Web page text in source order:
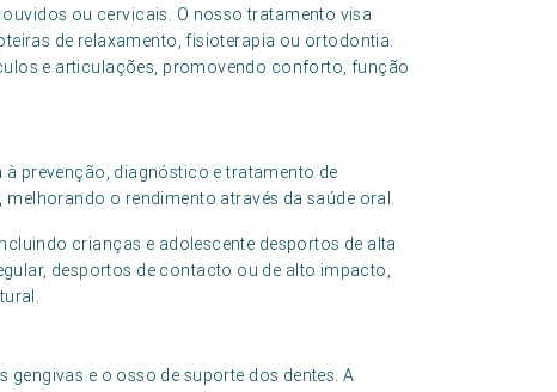
ou cervicais. O nosso tratamento visa
de relaxamento, fisioterapia ou ortodontia.
e articulações, promovendo conforto, função
à prevenção, diagnóstico e tratamento de
o rendimento através da saúde oral.
crianças e adolescente desportos de alta
desportos de contacto ou de alto impacto,
gengivas e o osso de suporte dos dentes. A